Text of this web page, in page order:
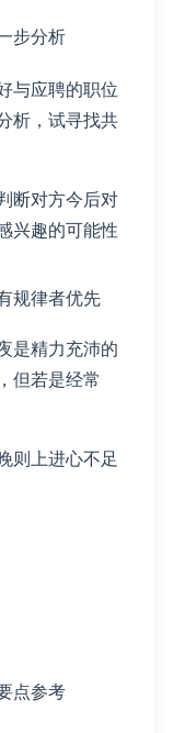
步分析
与应聘的职位
析，试寻找共
断对方今后对
兴趣的可能性
规律者优先
是精力充沛的
但若是经常
则上进心不足
点参考